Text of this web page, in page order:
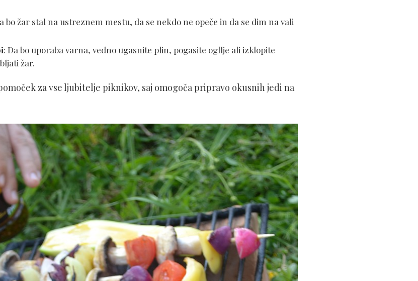
bo žar stal na ustreznem mestu, da se nekdo ne opeče in da se dim na vali
: Da bo uporaba varna, vedno ugasnite plin, pogasite ogllje ali izklopite
žar.
za vse ljubitelje piknikov, saj omogoča pripravo okusnih jedi na